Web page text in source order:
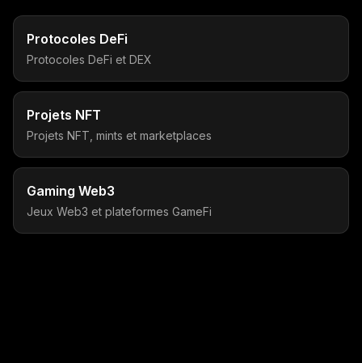
Protocoles DeFi
Protocoles DeFi et DEX
Projets NFT
Projets NFT, mints et marketplaces
Gaming Web3
Jeux Web3 et plateformes GameFi